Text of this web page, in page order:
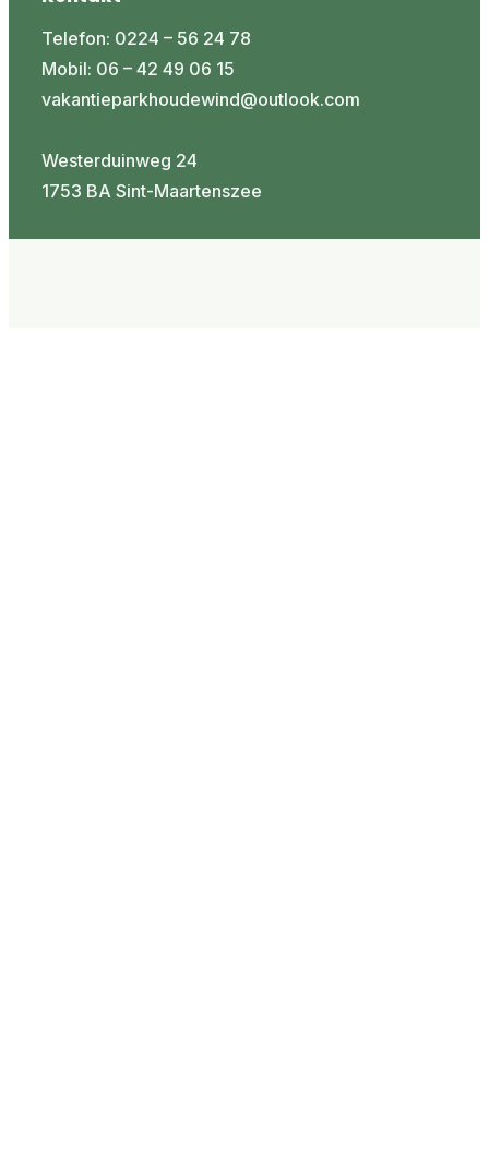
Telefon: 0224 – 56 24 78
Mobil: 06 – 42 49 06 15
vakantieparkhoudewind@outlook.com
Westerduinweg 24
1753 BA Sint-Maartenszee